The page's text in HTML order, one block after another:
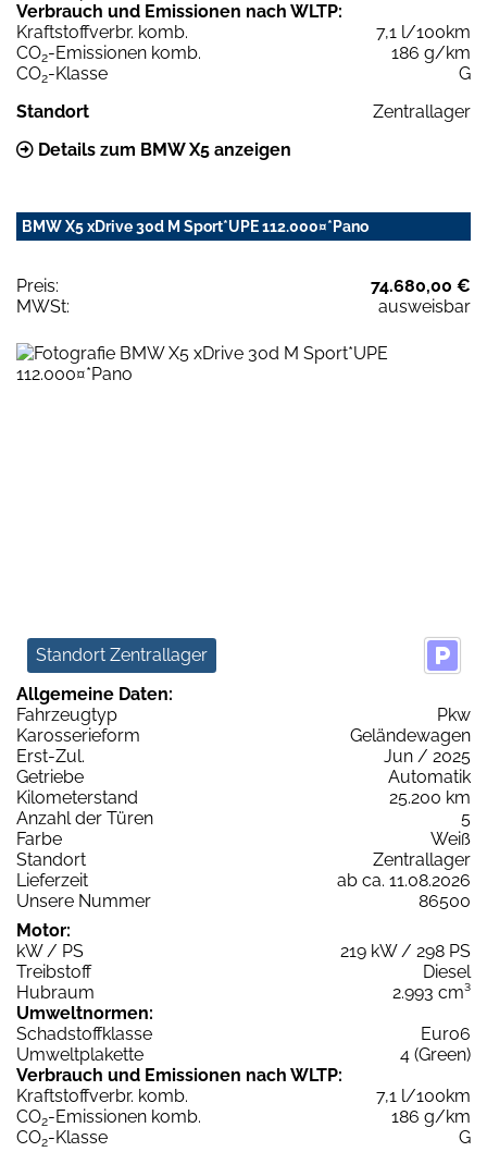
Verbrauch und Emissionen nach WLTP:
Kraftstoffverbr. komb.
7,1 l/100km
CO2-Emissionen komb.
186 g/km
CO2-Klasse
G
Standort
Zentrallager
Details zum BMW X5 anzeigen
BMW X5 xDrive 30d M Sport*UPE 112.000¤*Pano
Preis:
74.680,00 €
MWSt:
ausweisbar
Standort Zentrallager
Allgemeine Daten:
Fahrzeugtyp
Pkw
Karosserieform
Geländewagen
Erst-Zul.
Jun / 2025
Getriebe
Automatik
Kilometerstand
25.200 km
Anzahl der Türen
5
Farbe
Weiß
Standort
Zentrallager
Lieferzeit
ab ca. 11.08.2026
Unsere Nummer
86500
Motor:
kW / PS
219 kW / 298 PS
Treibstoff
Diesel
Hubraum
2.993 cm³
Umweltnormen:
Schadstoffklasse
Euro6
Umweltplakette
4 (Green)
Verbrauch und Emissionen nach WLTP:
Kraftstoffverbr. komb.
7,1 l/100km
CO2-Emissionen komb.
186 g/km
CO2-Klasse
G